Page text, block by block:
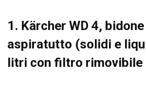
1. Kärcher WD 4, bidone
aspiratutto (solidi e
litri con filtro rimovibile